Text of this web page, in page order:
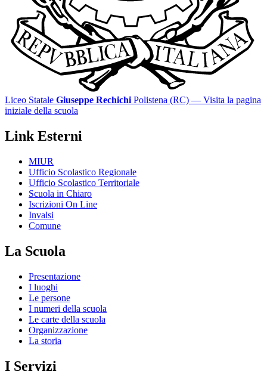
Liceo Statale Giuseppe Rechichi Polistena (RC) — Visita la pagina
iniziale della scuola
Link Esterni
MIUR
Ufficio Scolastico Regionale
Ufficio Scolastico Territoriale
Scuola in Chiaro
Iscrizioni On Line
Invalsi
Comune
La Scuola
Presentazione
I luoghi
Le persone
I numeri della scuola
Le carte della scuola
Organizzazione
La storia
I Servizi